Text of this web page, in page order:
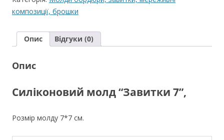
7"
кількість
композиції, брошки
Опис Відгуки (0)
Опис
Силіконовий молд “Завитки 7”,
Розмір молду 7*7 см.